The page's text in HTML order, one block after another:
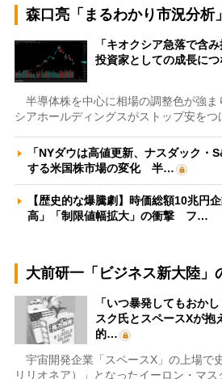
森口亮「まるわかり市況分析」
「キオクシア急落で含
投資家としての成長に
半導体株を中心に相場の調整色が強ま
シアホールディングスがストップ安を
「NYダウは高値更新、ナスダック・
する米国株市場の変化 半…
【歴史的な爆騰劇】時価総額10兆円
高」「制限値幅拡大」の衝撃 フ…
大前研一「ビジネス新大陸」
「いつ暴発してもおか
スク氏とスペースXが抱
的…
宇宙開発企業「スペースX」の上場で
リリオネア）」となったイーロン・マ